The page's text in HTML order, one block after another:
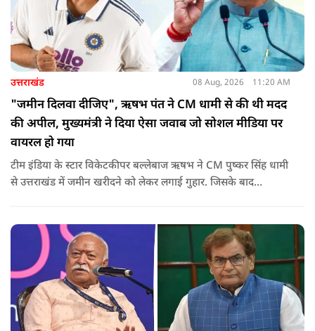
उत्तराखंड 08 Aug, 2026 11:20 AM
"जमीन दिलवा दीजिए", ऋषभ पंत ने CM धामी से की थी मदद
की अपील, मुख्यमंत्री ने दिया ऐसा जवाब जो सोशल मीडिया पर
वायरल हो गया
टीम इंडिया के स्टार विकेटकीपर बल्लेबाज ऋषभ ने CM पुष्कर सिंह धामी
से उत्तराखंड में जमीन खरीदने को लेकर लगाई गुहार. जिसके बाद